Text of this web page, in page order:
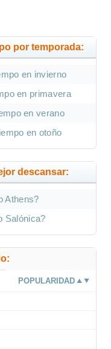
por temporada:
en invierno
en primavera
en verano
en otoño
descansar:
Athens?
Salónica?
POPULARIDAD